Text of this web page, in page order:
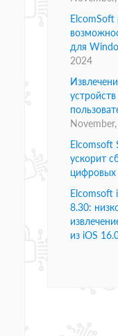
ElcomSoft
для
2024
Elcomsoft
ускорит
цифровых
Elcomsoft
8.30:
из iOS